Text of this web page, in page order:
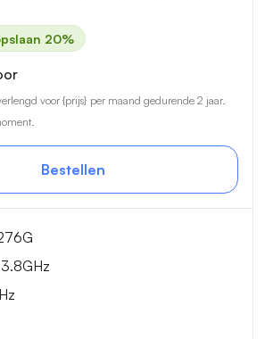
20%
voor {prijs} per maand gedurende 2 jaar.
Bestellen